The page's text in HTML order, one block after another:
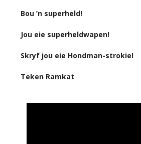
Bou ’n superheld!
Jou eie superheldwapen!
Skryf jou eie Hondman-strokie!
Teken Ramkat